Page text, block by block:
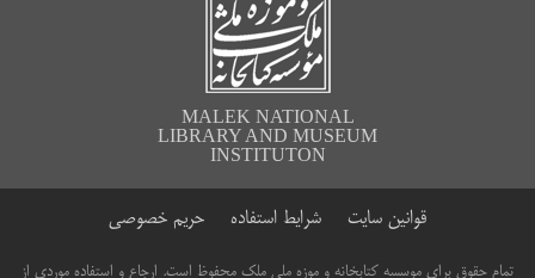
MALEK NATIONAL
LIBRARY AND MUSEUM
INSTITUTON
قوانین سایت شرایط استفاده حریم خصوصی
تمام حقوق برای موسسه کتابخانه و موزه ملی ملک محفوظ است. ارجاع و استفاده موردی از